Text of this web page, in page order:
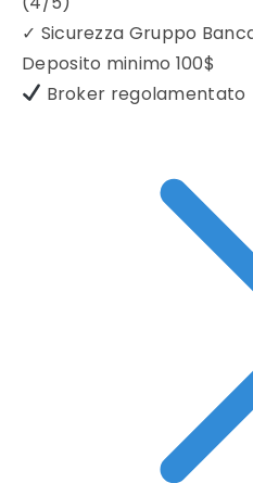
✓ Sicurezza Gruppo
Deposito minimo 100$
Broker regolamentato